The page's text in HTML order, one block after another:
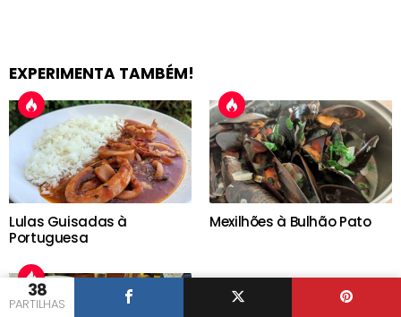
38
PARTILHAS
EXPERIMENTA TAMBÉM!
Lulas Guisadas à
Portuguesa
Mexilhões à Bulhão Pato